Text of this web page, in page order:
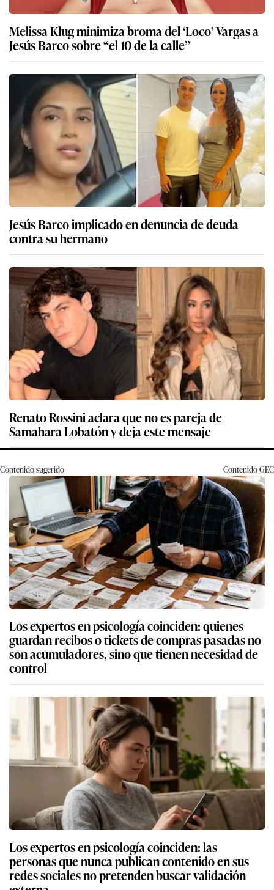
Melissa Klug minimiza broma del ‘Loco’ Vargas a
Jesús Barco sobre “el 10 de la calle”
Jesús Barco implicado en denuncia de deuda
contra su hermano
Renato Rossini aclara que no es pareja de
Samahara Lobatón y deja este mensaje
Contenido sugerido ContenidoGEC
Los expertos en psicología coinciden: quienes
guardan recibos o tickets de compras pasadas no
son acumuladores, sino que tienen necesidad de
control
Los expertos en psicología coinciden: las
personas que nunca publican contenido en sus
redes sociales no pretenden buscar validación